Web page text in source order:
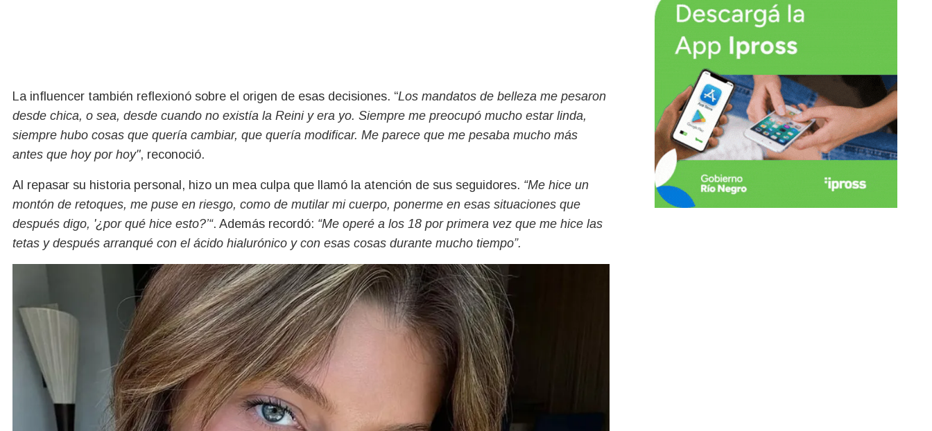
La influencer también reflexionó sobre el origen de esas decisiones. “Los mandatos de belleza me pesaron
desde chica, o sea, desde cuando no existía la Reini y era yo. Siempre me preocupó mucho estar linda,
siempre hubo cosas que quería cambiar, que quería modificar. Me parece que me pesaba mucho más
antes que hoy por hoy", reconoció.
Al repasar su historia personal, hizo un mea culpa que llamó la atención de sus seguidores. “Me hice un
montón de retoques, me puse en riesgo, como de mutilar mi cuerpo, ponerme en esas situaciones que
después digo, '¿por qué hice esto?’“. Además recordó: “Me operé a los 18 por primera vez que me hice las
tetas y después arranqué con el ácido hialurónico y con esas cosas durante mucho tiempo”.